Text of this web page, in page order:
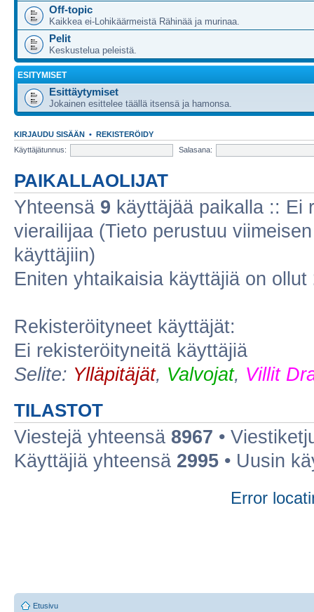
Off-topic
Kaikkea ei-Lohikäärmeistä Rähinää ja murinaa.
Pelit
Keskustelua peleistä.
ESITYMISET
Esittäytymiset
Jokainen esittelee täällä itsensä ja hamonsa.
KIRJAUDU SISÄÄN • REKISTERÖIDY
Käyttäjätunnus:
Salasana:
PAIKALLAOLIJAT
Yhteensä 9 käyttäjää paikalla :: Ei
vierailijaa (Tieto perustuu
käyttäjiin)
Eniten yhtaikaisia käyttäjiä on ollut
Rekisteröityneet käyttäjät:
Ei rekisteröityneitä käyttäjiä
Selite: Ylläpitäjät, Valvojat, Villit
TILASTOT
Viestejä yhteensä 8967 •
Käyttäjiä yhteensä 2995 • Uusin
Error
Etusivu